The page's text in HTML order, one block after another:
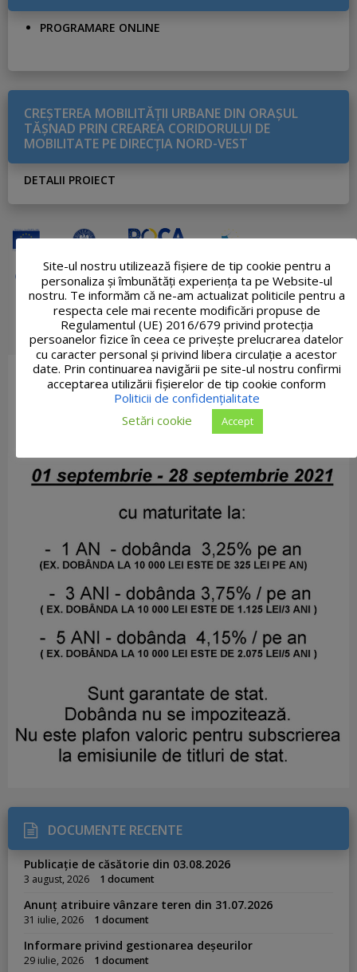
PROGRAMARE ONLINE
CREŞTEREA MOBILITĂŢII URBANE DIN ORAŞUL
TĂŞNAD PRIN CREAREA CORIDORULUI DE
MOBILITATE PE DIRECŢIA NORD-VEST
DETALII PROIECT
DOCUMENTE RECENTE
Publicație de căsătorie din 03.08.2026
3 august, 2026 1 document
Anunț atribuire vânzare teren din 31.07.2026
31 iulie, 2026 1 document
Informare privind gestionarea deșeurilor
29 iulie, 2026 1 document
Site-ul nostru utilizează fişiere de tip cookie pentru a
personaliza și îmbunătăți experiența ta pe Website-ul
nostru. Te informăm că ne-am actualizat politicile pentru a
respecta cele mai recente modificări propuse de
Regulamentul (UE) 2016/679 privind protecția
persoanelor fizice în ceea ce privește prelucrarea datelor
cu caracter personal și privind libera circulație a acestor
date. Prin continuarea navigării pe site-ul nostru confirmi
acceptarea utilizării fişierelor de tip cookie conform
Politicii de confidențialitate
Setări cookie
Accept